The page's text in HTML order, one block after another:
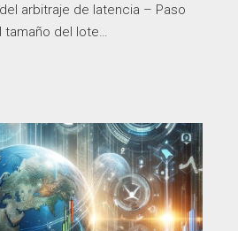
arbitraje de latencia – Paso
tamaño del lote…